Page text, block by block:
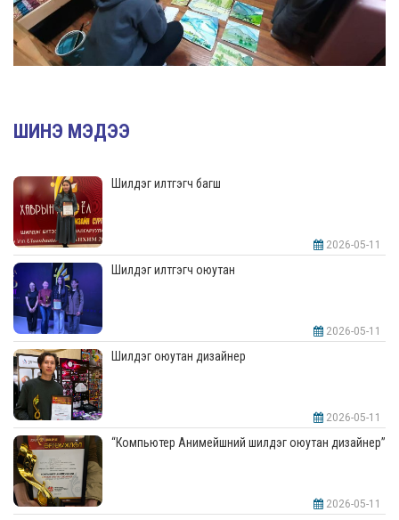
ШИНЭ МЭДЭЭ
Шилдэг илтгэгч багш
2026-05-11
Шилдэг илтгэгч оюутан
2026-05-11
Шилдэг оюутан дизайнер
2026-05-11
“Компьютер Анимейшний шилдэг оюутан дизайнер”
2026-05-11